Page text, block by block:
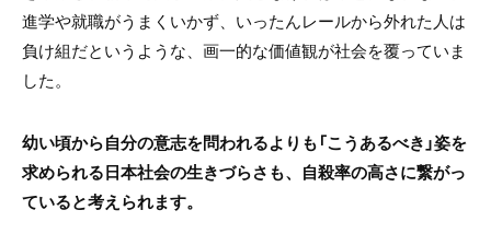
進学や就職がうまくいかず、いったんレールから外れた人は
負け組だというような、画一的な価値観が社会を覆っていま
した。
幼い頃から自分の意志を問われるよりも「こうあるべき」姿を
求められる日本社会の生きづらさも、自殺率の高さに繋がっ
ていると考えられます。